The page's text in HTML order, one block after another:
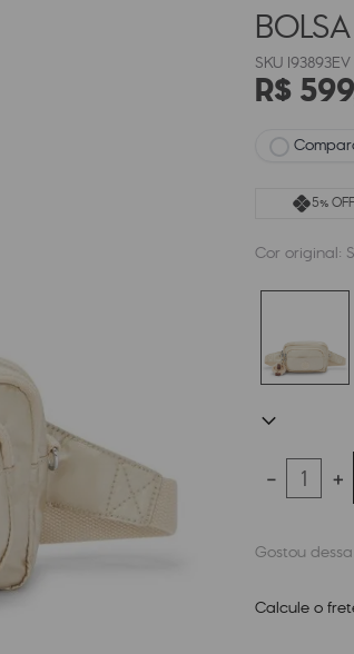
I93893EV
R$599
5%
Cor original:
＋
－
Calcule o